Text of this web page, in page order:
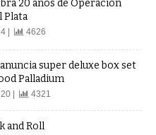
20 años de Operación
Plata
| 4626
super deluxe box set
Palladium
| 4321
and Roll